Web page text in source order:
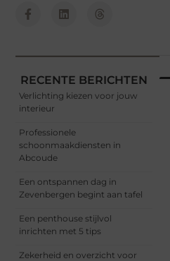
RECENTE BERICHTEN
Verlichting kiezen voor jouw
interieur
Professionele
schoonmaakdiensten in
Abcoude
Een ontspannen dag in
Zevenbergen begint aan tafel
Een penthouse stijlvol
inrichten met 5 tips
Zekerheid en overzicht voor